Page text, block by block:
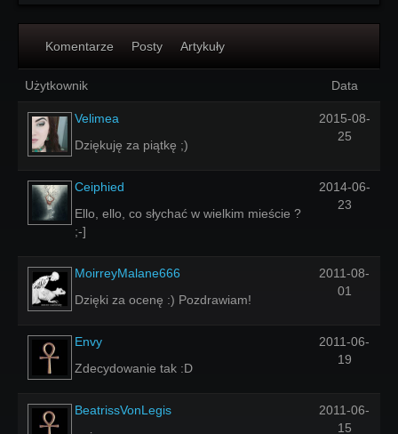
Komentarze Posty Artykuły
Użytkownik Data
Velimea
Dziękuję za piątkę ;)
2015-08-
25
Ceiphied
Ello, ello, co słychać w wielkim mieście ?
;-]
2014-06-
23
MoirreyMalane666
Dzięki za ocenę :) Pozdrawiam!
2011-08-
01
Envy
Zdecydowanie tak :D
2011-06-
19
BeatrissVonLegis
2011-06-
15